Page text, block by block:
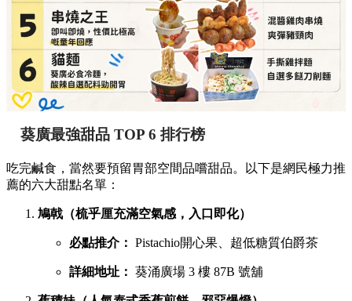
葵廣最強甜品 TOP 6 排行榜
吃完鹹食，當然要預留胃部空間品嚐甜品。以下是網民極力推
薦的六大甜點名單：
鳩戟（梳乎厘充滿空氣感，入口即化）
必點推介： Pistachio開心果、超低糖質伯爵茶
詳細地址： 葵涌廣場 3 樓 87B 號舖